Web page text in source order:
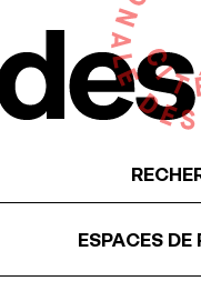
ESPACES DE